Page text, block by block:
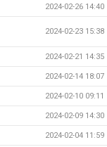
2024-02-26 14:40
2024-02-23 15:38
2024-02-21 14:35
2024-02-14 18:07
2024-02-10 09:11
2024-02-09 14:30
2024-02-04 11:59